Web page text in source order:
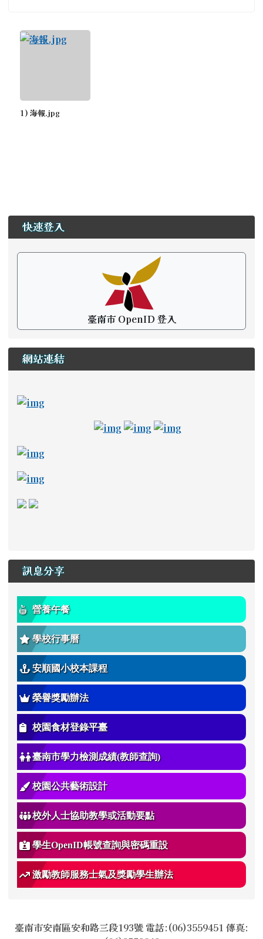
1) 海報.jpg
左邊區域內容
快速登入
臺南市 OpenID 登入
網站連結
link to https://newstd.tn.edu.tw \_blank
link to http://course.tn.edu.tw/
link to https://adl.edu.tw/
link to https://
link to https://
link to https://read.tn.edu.tw/ _blank
link to https://estdpassport.tn.edu.tw/
link to https://saaassessment.ntcu.edu.tw/
link to https://tbeerc.tn.edu.tw/ \_blank
訊息分享
營養午餐
學校行事曆
安順國小校本課程
榮譽獎勵辦法
校園食材登錄平臺
臺南市學力檢測成績(教師查詢)
校園公共藝術設計
校外人士協助教學或活動要點
學生OpenID帳號查詢與密碼重設
激勵教師服務士氣及獎勵學生辦法
臺南市安南區安和路三段193號 電話:(06)3559451 傳真: